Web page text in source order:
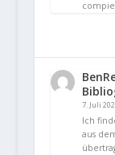
7. Juli
Ich
aus